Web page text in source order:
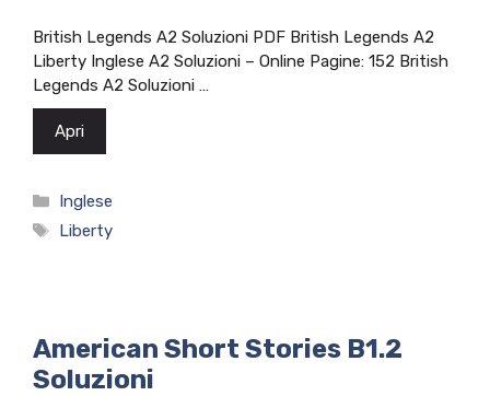
British Legends A2 Soluzioni PDF British Legends A2
Liberty Inglese A2 Soluzioni – Online Pagine: 152 British
Legends A2 Soluzioni …
Apri
Categorie
Inglese
Tag
Liberty
American Short Stories B1.2
Soluzioni